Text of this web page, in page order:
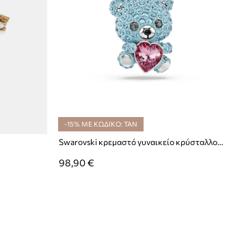
-15% ΜΕ ΚΩΔΙΚΟ: TAN
Swarovski κρεμαστό γυναικείο κρύσταλλο Swarovski IDYLLIA F
98,90 €